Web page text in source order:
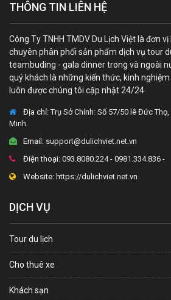
THÔNG TIN LIÊN HỆ
Công Ty TNHH TMDV Du Lịch Việt là đơn
chuyên phân phối sản phẩm dịch vụ tour
teambuding - gala dinner trong và ngoài
quý khách là những kiến thức, kinh
luôn được chúng tôi cập nhật 24/24.
Địa chỉ:Trụ Sở Chính: Số 57/50 lê Đức
Minh.
Email: support@dulichviet.net.vn
Điện thoại: 093.8080.224 - 0981.334.836 -
Website: https://dulichviet.net.vn
DỊCH VỤ
Tour du lịch
Cho thuê xe
Khách sạn